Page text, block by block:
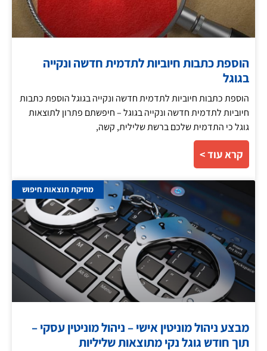
הוספת כתבות חיוביות לתדמית חדשה ונקייה
בגוגל
הוספת כתבות חיוביות לתדמית חדשה ונקייה בגוגל הוספת כתבות
חיוביות לתדמית חדשה ונקייה בגוגל – חיפשתם פתרון לתוצאות
גוגל כי התדמית שלכם ברשת שלילית, קשה,
קרא עוד >
מחיקת תוצאות חיפוש
מבצע ניהול מוניטין אישי – ניהול מוניטין עסקי –
תוך חודש גוגל נקי מתוצאות שליליות